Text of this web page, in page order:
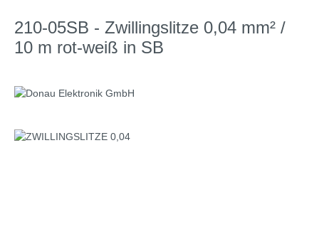
210-05SB - Zwillingslitze 0,04 mm² /
10 m rot-weiß in SB
Bildergalerie überspringen